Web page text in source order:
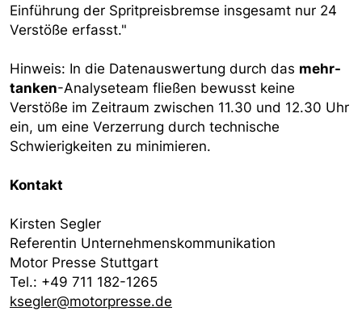
Einführung der Spritpreisbremse insgesamt nur 24
Verstöße erfasst."
Hinweis: In die Datenauswertung durch das mehr-
tanken-Analyseteam fließen bewusst keine
Verstöße im Zeitraum zwischen 11.30 und 12.30 Uhr
ein, um eine Verzerrung durch technische
Schwierigkeiten zu minimieren.
Kontakt
Kirsten Segler
Referentin Unternehmenskommunikation
Motor Presse Stuttgart
Tel.: +49 711 182-1265
ksegler@motorpresse.de